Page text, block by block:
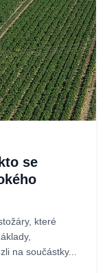
se
které
na součástky...